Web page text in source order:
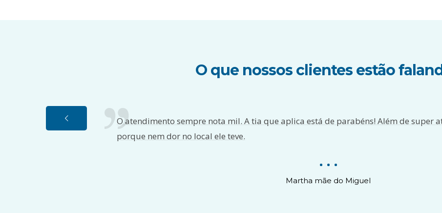
O que nossos clientes estão
O atendimento sempre nota mil. A tia que aplica está de parabéns! Além de super
porque nem dor no local ele teve.
Martha mãe do Miguel